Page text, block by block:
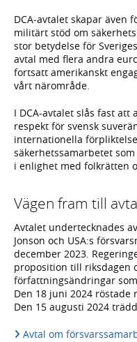
DCA-avtalet skapar även
militärt stöd om
stor betydelse för
avtal med flera andra
fortsatt amerikanskt
vårt närområde.
I DCA-avtalet slås fast att
respekt för svensk
internationella
säkerhetssamarbetet
i enlighet med folkrätten
Vägen fram till
Avtalet undertecknades
Jonson och USA:s
december 2023.
proposition till riksdagen
författningsändringar
Den 18 juni 2024 röstade
Den 15 augusti 2024
Avtal om